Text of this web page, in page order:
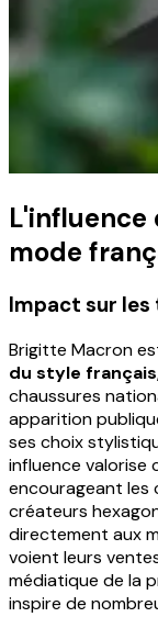
L'influence
mode
Impact sur les
Brigitte Macron
du style français
chaussures
apparition
ses choix
influence valorise
encourageant les
créateurs
directement aux
voient leurs
médiatique de la
inspire de